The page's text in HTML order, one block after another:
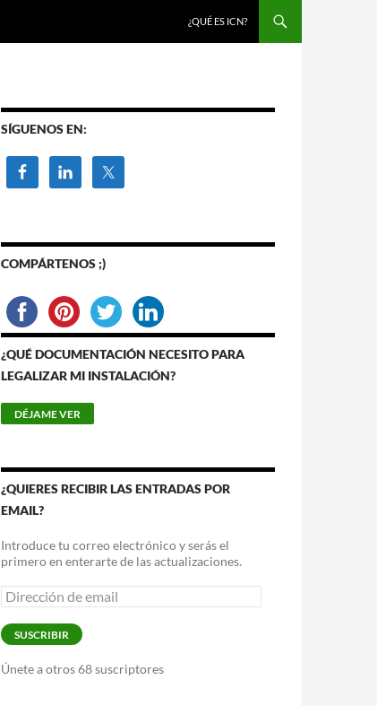
¿QUÉ ES ICN?
SÍGUENOS EN:
COMPÁRTENOS ;)
¿QUÉ DOCUMENTACIÓN NECESITO PARA
LEGALIZAR MI INSTALACIÓN?
¿QUIERES RECIBIR LAS ENTRADAS POR
EMAIL?
Introduce tu correo electrónico y serás el
primero en enterarte de las actualizaciones.
Dirección
de
email
SUSCRIBIR
Únete a otros 68 suscriptores